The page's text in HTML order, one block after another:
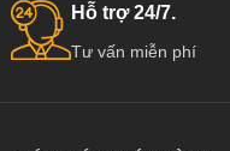
Hỗ trợ 24/7.
Tư vấn miễn phí